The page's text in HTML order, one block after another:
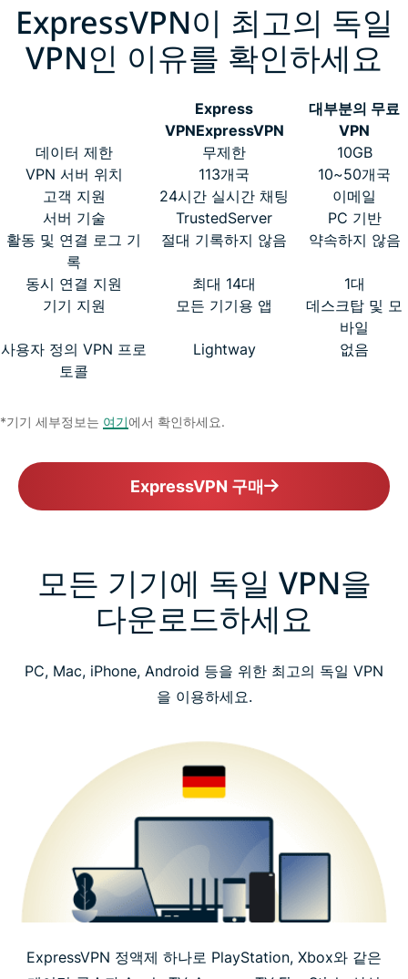
ExpressVPN이 최고의 독일
VPN인 이유를 확인하세요
Express
VPNExpressVPN
대부분의 무료
VPN
데이터 제한
무제한
10GB
VPN 서버 위치
113개국
10~50개국
고객 지원
24시간 실시간 채팅
이메일
서버 기술
TrustedServer
PC 기반
활동 및 연결 로그 기
록
절대 기록하지 않음 약속하지 않음
동시 연결 지원 최대 14대
1대
기기 지원
모든 기기용 앱
데스크탑 및 모
바일
사용자 정의 VPN 프로
토콜
Lightway 없음
*기기 세부정보는 여기에서 확인하세요.
ExpressVPN 구매
모든 기기에 독일 VPN을
다운로드하세요
PC, Mac, iPhone, Android 등을 위한 최고의 독일 VPN
을 이용하세요.
ExpressVPN 정액제 하나로 PlayStation, Xbox와 같은